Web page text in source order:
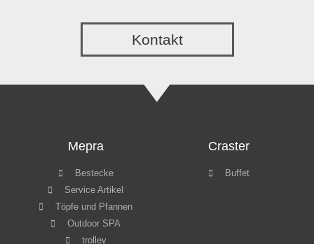
Kontakt
Mepra
Bestecke
Service Artikel
Töpfe und Pfannen
Outdoor SPA
trolley
Craster
Buffet